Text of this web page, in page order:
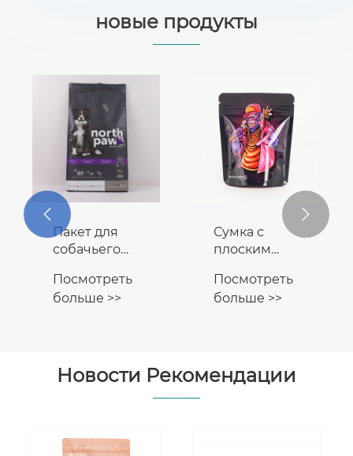
новые продукты
Пакет для
собачьего
клапаном
Посмотреть
больше >>
Сумка с
плоским
риса
Посмотреть
больше >>
 
Новости Рекомендации